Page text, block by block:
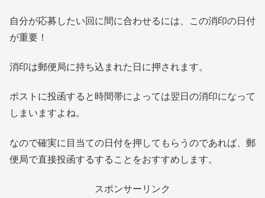
自分が応募したい回に間に合わせるには、この消印の日付
が重要！
消印は郵便局に持ち込まれた日に押されます。
ポストに投函すると時間帯によっては翌日の消印になって
しまいますよね。
なので確実に目当ての日付を押してもらうのであれば、郵
便局で直接投函するすることをおすすめします。
スポンサーリンク